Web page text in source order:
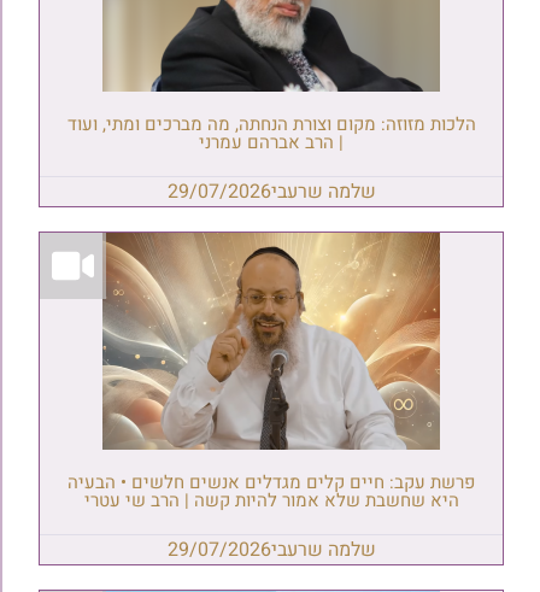
הלכות מזוזה: מקום וצורת הנחתה, מה מברכים ומתי, ועוד
| הרב אברהם עמרני
שלמה שרעבי29/07/2026
פרשת עקב: חיים קלים מגדלים אנשים חלשים • הבעיה
היא שחשבת שלא אמור להיות קשה | הרב שי עטרי
שלמה שרעבי29/07/2026